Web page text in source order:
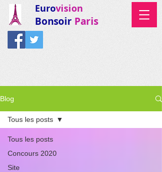
Eurovision
Bonsoir Paris
Blog
Tous les posts
Concours 2020
Site
Tous les posts